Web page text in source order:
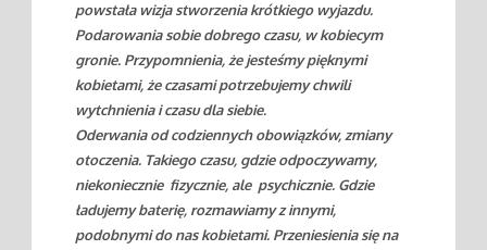
powstała wizja stworzenia krótkiego wyjazdu.
Podarowania sobie dobrego czasu, w kobiecym
gronie. Przypomnienia, że jesteśmy pięknymi
kobietami, że czasami potrzebujemy chwili
wytchnienia i czasu dla siebie.
Oderwania od codziennych obowiązków, zmiany
otoczenia. Takiego czasu, gdzie odpoczywamy,
niekoniecznie fizycznie, ale psychicznie. Gdzie
ładujemy baterię, rozmawiamy z innymi,
podobnymi do nas kobietami. Przeniesienia się na